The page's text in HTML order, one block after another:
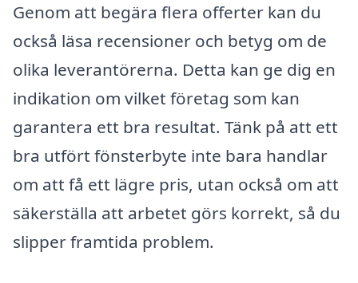
Genom att begära flera offerter kan du
också läsa recensioner och betyg om de
olika leverantörerna. Detta kan ge dig en
indikation om vilket företag som kan
garantera ett bra resultat. Tänk på att ett
bra utfört fönsterbyte inte bara handlar
om att få ett lägre pris, utan också om att
säkerställa att arbetet görs korrekt, så du
slipper framtida problem.